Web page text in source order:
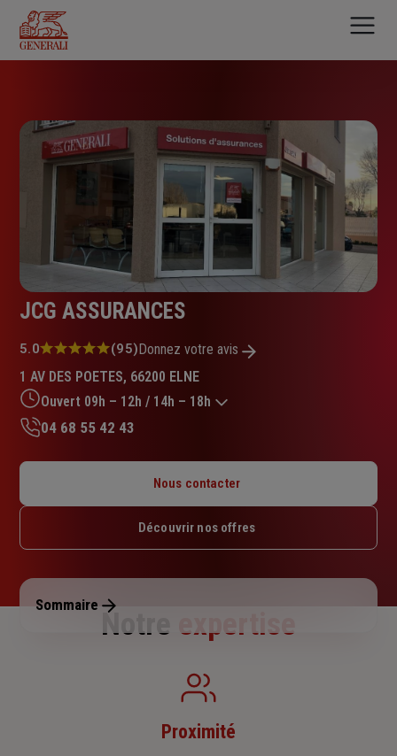
contenu
principal
JCG ASSURANCES
Note
5.0
sur
5
étoiles
5.0 (95)Donnez votre avis
1 AV DES POETES, 66200 ELNE
Ouvert 09h – 12h / 14h – 18h
Mardi : 09h – 12h / 14h – 18h
Jeudi : 09h – 12h / 14h – 18h
Dimanche : Fermé
04 68 55 42 43
Nous contacter
Découvrir nos offres
Sommaire
Notre expertise
Proximité